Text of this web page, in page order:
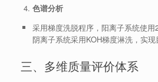
色谱分析
采用梯度洗脱程序，阳离子系统使用
阴离子系统采用KOH梯度淋洗，实现
三、多维质量评价体系